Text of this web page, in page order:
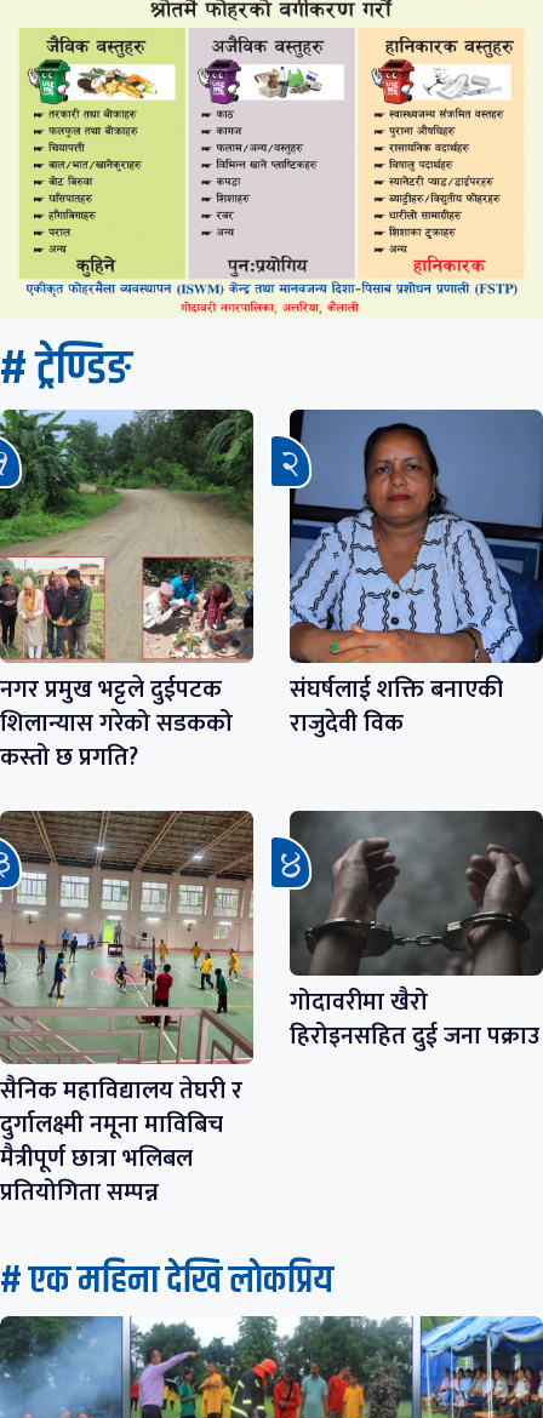
# ट्रेण्डिङ
नगर प्रमुख भट्टले दुईपटक
शिलान्यास गरेको सडकको
कस्तो छ प्रगति?
संघर्षलाई शक्ति बनाएकी
राजुदेवी विक
सैनिक महाविद्यालय तेघरी र
दुर्गालक्ष्मी नमूना माविबिच
मैत्रीपूर्ण छात्रा भलिबल
प्रतियोगिता सम्पन्न
गोदावरीमा खैरो
हिरोइनसहित दुई जना पक्राउ
# एक महिना देखि लाेकप्रिय